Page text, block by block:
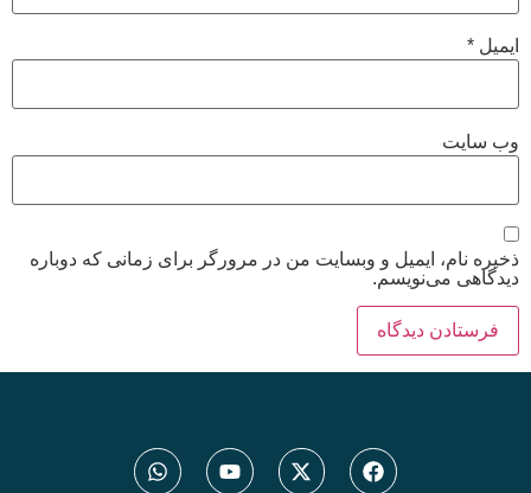
و وبسایت من در مرورگر برای زمانی که دوباره